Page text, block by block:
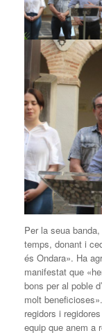
Per la seua banda,
temps, donant i
és Ondara». Ha
manifestat que
bons per al poble
molt
regidors i
equip que anem a